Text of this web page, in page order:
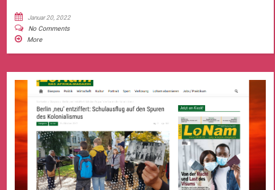
Januar 20, 2022
No Comments
More